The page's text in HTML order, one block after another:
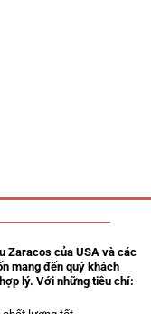
Zaracos của USA và các
mang đến quý khách
lý. Với những tiêu chí: